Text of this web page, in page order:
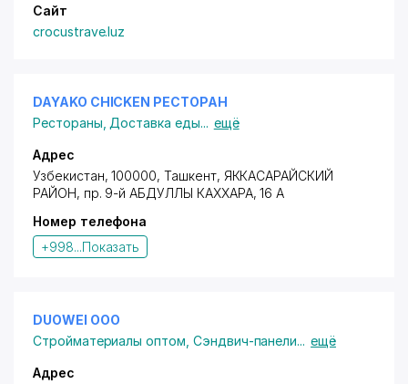
Сайт
crocustrave.luz
DAYAKO CHICKEN РЕСТОРАН
Рестораны Доставка еды... ещё
Адрес
Узбекистан, 100000, Ташкент, ЯККАСАРАЙСКИЙ
РАЙОН, пр. 9-й АБДУЛЛЫ КАХХАРА, 16 А
Номер телефона
+998...Показать
DUOWEI ООО
Стройматериалы оптом Сэндвич-панели... ещё
Адрес